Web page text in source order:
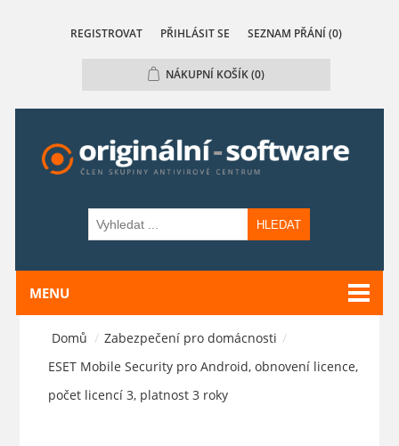
REGISTROVAT PŘIHLÁSIT SE SEZNAM PŘÁNÍ (0)
NÁKUPNÍ KOŠÍK(0)
HLEDAT
MENU
Domů / Zabezpečení pro domácnosti /
ESET Mobile Security pro Android, obnovení licence,
počet licencí 3, platnost 3 roky